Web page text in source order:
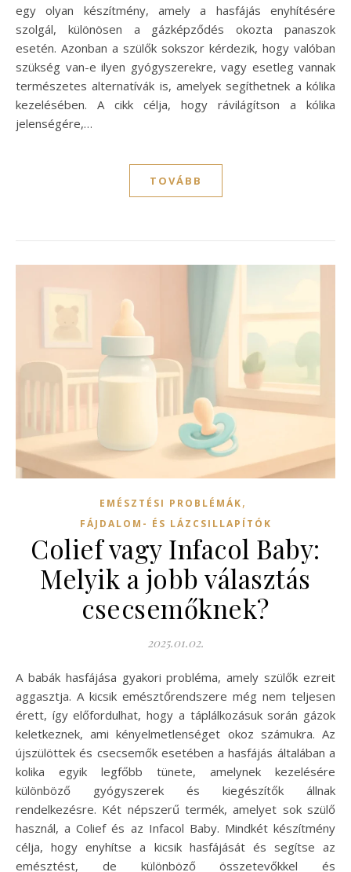
egy olyan készítmény, amely a hasfájás enyhítésére
szolgál, különösen a gázképződés okozta panaszok
esetén. Azonban a szülők sokszor kérdezik, hogy valóban
szükség van-e ilyen gyógyszerekre, vagy esetleg vannak
természetes alternatívák is, amelyek segíthetnek a kólika
kezelésében. A cikk célja, hogy rávilágítson a kólika
jelenségére,…
TOVÁBB
EMÉSZTÉSI PROBLÉMÁK,
FÁJDALOM- ÉS LÁZCSILLAPÍTÓK
Colief vagy Infacol Baby:
Melyik a jobb választás
csecsemőknek?
2025.01.02.
A babák hasfájása gyakori probléma, amely szülők ezreit
aggasztja. A kicsik emésztőrendszere még nem teljesen
érett, így előfordulhat, hogy a táplálkozásuk során gázok
keletkeznek, ami kényelmetlenséget okoz számukra. Az
újszülöttek és csecsemők esetében a hasfájás általában a
kolika egyik legfőbb tünete, amelynek kezelésére
különböző gyógyszerek és kiegészítők állnak
rendelkezésre. Két népszerű termék, amelyet sok szülő
használ, a Colief és az Infacol Baby. Mindkét készítmény
célja, hogy enyhítse a kicsik hasfájását és segítse az
emésztést, de különböző összetevőkkel és